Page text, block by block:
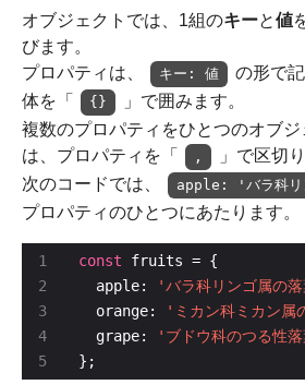
オブジェクトでは、1組のキーと値
びます。
プロパティは、
キー: 値
の形で
体を「
{}
」で囲みます。
複数のプロパティをひとつのオブ
は、プロパティを「
,
」で区切
次のコードでは、
apple: 'バラ科リ
プロパティのひとつにあたります。
3
4
5
const
  apple:
'バラ科リンゴ属の
  orange:
'ミカン科ミカン属
  grape:
'ブドウ科のつる性
};